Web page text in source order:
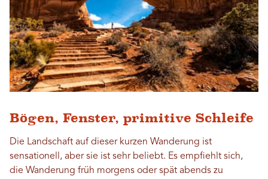
Bögen, Fenster, primitive Schleife
Die Landschaft auf dieser kurzen Wanderung ist
sensationell, aber sie ist sehr beliebt. Es empfiehlt sich,
die Wanderung früh morgens oder spät abends zu